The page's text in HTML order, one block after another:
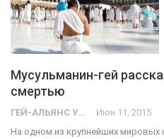
Мусульманин-гей
смертью
ГЕЙ-АЛЬЯНС УКРАИНА Июн 11, 2015
На одном из крупнейших мировых